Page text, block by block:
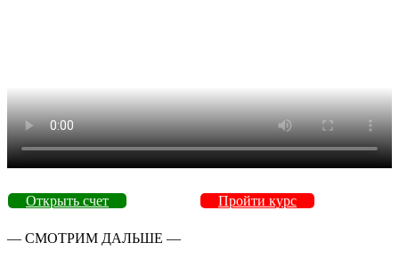
Открыть счет Пройти курс
— СМОТРИМ ДАЛЬШЕ —